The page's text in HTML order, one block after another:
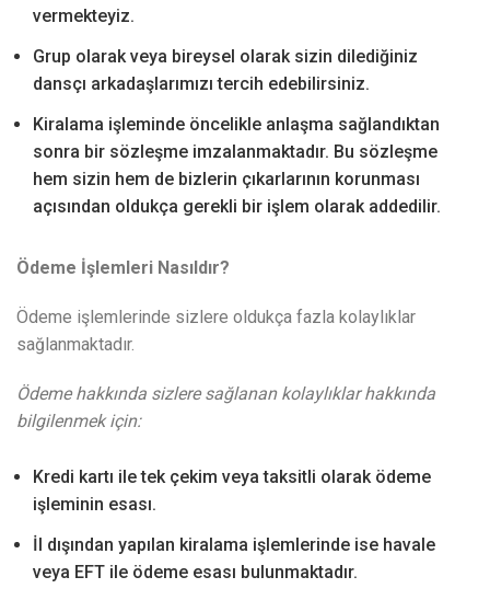
vermekteyiz.
Grup olarak veya bireysel olarak sizin dilediğiniz
dansçı arkadaşlarımızı tercih edebilirsiniz.
Kiralama işleminde öncelikle anlaşma sağlandıktan
sonra bir sözleşme imzalanmaktadır. Bu sözleşme
hem sizin hem de bizlerin çıkarlarının korunması
açısından oldukça gerekli bir işlem olarak addedilir.
Ödeme İşlemleri Nasıldır?
Ödeme işlemlerinde sizlere oldukça fazla kolaylıklar
sağlanmaktadır.
Ödeme hakkında sizlere sağlanan kolaylıklar hakkında
bilgilenmek için:
Kredi kartı ile tek çekim veya taksitli olarak ödeme
işleminin esası.
İl dışından yapılan kiralama işlemlerinde ise havale
veya EFT ile ödeme esası bulunmaktadır.